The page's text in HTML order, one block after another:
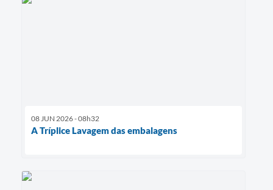
08 JUN 2026 - 08h32
A Tríplice Lavagem das embalagens